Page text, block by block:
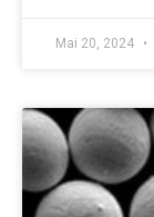
Mai 20, 2024